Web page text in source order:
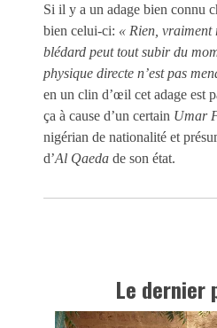
Si il y a un adage bien connu
bien celui-ci: « Rien,
blédard peut tout subir du
physique directe n’est pas
en un clin d’œil cet adage est
ça à cause d’un certain Umar
nigérian de nationalité et
d’Al Qaeda de son état.
Le dernier